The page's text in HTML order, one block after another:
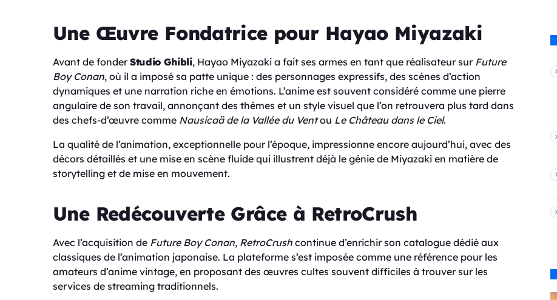
Une Œuvre Fondatrice pour Hayao Miyazaki
Avant de fonderStudio Ghibli, Hayao Miyazaki a fait ses armes en tant que réalisateur sur Future
Boy Conan, où il a imposé sa patte unique : des personnages expressifs, des scènes d’action
dynamiques et une narration riche en émotions. L’anime est souvent considéré comme une pierre
angulaire de son travail, annonçant des thèmes et un style visuel que l’on retrouvera plus tard dans
des chefs-d’œuvre comme Nausicaä de la Vallée du Ventou Le Château dans le Ciel.
La qualité de l’animation, exceptionnelle pour l’époque, impressionne encore aujourd’hui, avec des
décors détaillés et une mise en scène fluide qui illustrent déjà le génie de Miyazaki en matière de
storytelling et de mise en mouvement.
Une Redécouverte Grâce à RetroCrush
Avec l’acquisition de Future Boy Conan, RetroCrush continue d’enrichir son catalogue dédié aux
classiques de l’animation japonaise. La plateforme s’est imposée comme une référence pour les
amateurs d’anime vintage, en proposant des œuvres cultes souvent difficiles à trouver sur les
services de streaming traditionnels.